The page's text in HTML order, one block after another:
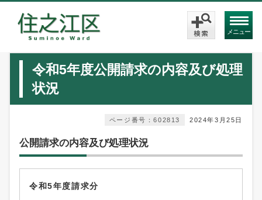
メニュー
令和5年度公開請求の内容及び処理
状況
2024年3月25日
ページ番号：602813
公開請求の内容及び処理状況
令和5年度請求分